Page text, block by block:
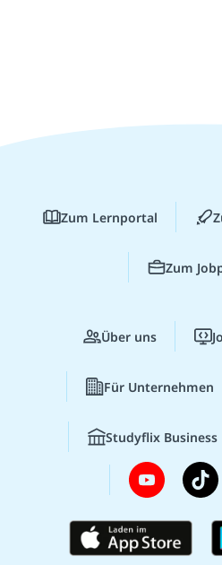
Zum Lernportal
Zum
Über uns
Für Unternehmen
Studyflix Business